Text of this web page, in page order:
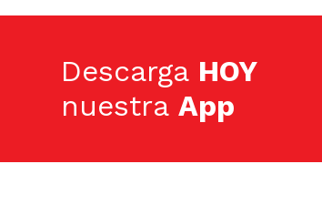
Descarga HOY
nuestraApp